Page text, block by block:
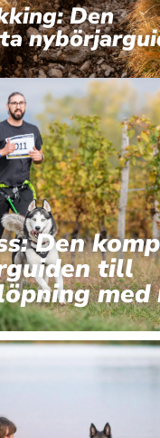
Den
Den
till
med